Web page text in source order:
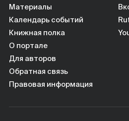
Материалы
Календарь событий
Книжная полка
О портале
Для авторов
Обратная связь
Правовая информация